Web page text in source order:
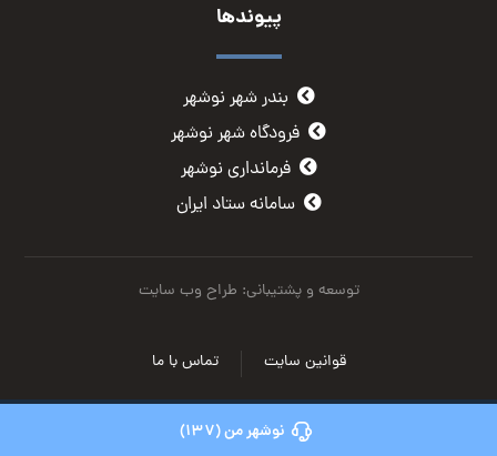
پیوندها
بندر شهر نوشهر
فرودگاه شهر نوشهر
فرمانداری نوشهر
سامانه ستاد ایران
توسعه و پشتیبانی: طراح وب سایت
تماس با ما قوانین سایت
نوشهر من (137)